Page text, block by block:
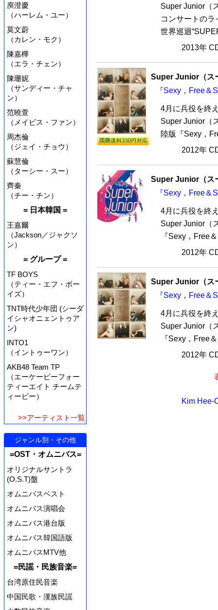
庾澄慶
（ハーレム・ユー）
莫文蔚
（カレン・モク）
陳嘉樺
（エラ・チェン）
陳珊妮
（サンディー・チャ
ン）
范曉萱
（メイビス・ファン）
周杰倫
（ジェイ・チョウ）
蘇慧倫
（ターシー・スー）
齊秦
（チー・チン）
= 日本韓国 =
王嘉爾
（Jackson／ジャクソ
ン）
= グループ =
TF BOYS
（ティー・エフ・ボー
イズ）
TNT時代少年団 (シーダ
イシャオニェントゥア
ン)
INTO1
（イントゥーワン）
AKB48 Team TP
（エーケービーフォー
ティーエイト チームテ
ィーピー）
>>アーティスト一覧
ジャンル別・その他
=OST・オムニバス=
オリジナルサントラ
(O.S.T)盤
オムニバスベスト
オムニバス演唱会
オムニバス港台版
オムニバス韓国語版
オムニバスMTV他
=民謡・民族音楽=
台湾原住民音楽
中国民歌・漢族民謡
Super Junior（
コンサートの
世界巡迴
2013年
Super Junior（ス
『Sexy，Free＆
4月に兵役を終
Super Junior（
陸版『Sexy，
2012年
Super Junior（ス
『Sexy，Free
4月に兵役を終
Super Junior（
『Sexy，Free
2012年
Super Junior（ス
『Sexy，Free
4月に兵役を終
Super Junior（
『Sexy，Free
2012年
Kim Hee-